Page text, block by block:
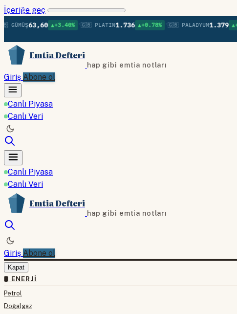
İçeriğe geç
63,60 ▲+3.40% •🇬🇧 PLATIN 1.736 ▲+0.78% •🇬🇧 PALADYUM1.379 ▲+0.75%
Emtia Defteri
hap gibi emtia notları
Giriş Abone ol
Canlı Piyasa
Canlı Veri
Canlı Piyasa
Canlı Veri
Emtia Defteri
hap gibi emtia notları
Giriş Abone ol
Kapat
🛢 ENERJI
Petrol
Doğalgaz